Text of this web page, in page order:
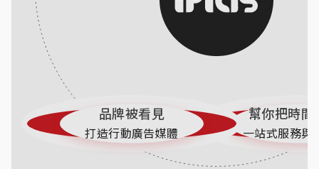
品牌被看見
打造行動廣告媒體
幫你把時間
一站式服務與